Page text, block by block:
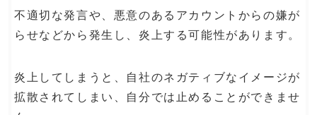
不適切な発言や、悪意のあるアカウントからの嫌が
らせなどから発生し、炎上する可能性があります。
炎上してしまうと、自社のネガティブなイメージが
拡散されてしまい、自分では止めることができませ